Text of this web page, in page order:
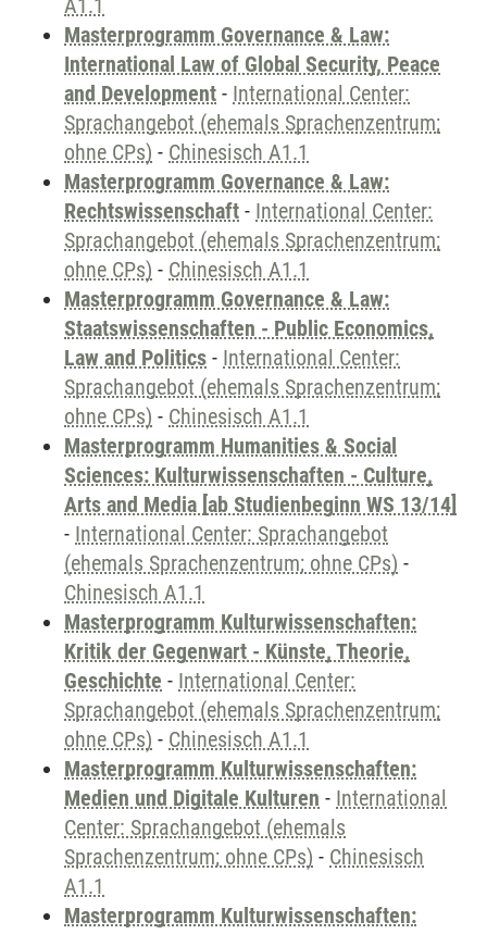
A1.1
Masterprogramm Governance & Law:
International Law of Global Security, Peace
and Development - International Center:
Sprachangebot (ehemals Sprachenzentrum;
ohne CPs) - Chinesisch A1.1
Masterprogramm Governance & Law:
Rechtswissenschaft - International Center:
Sprachangebot (ehemals Sprachenzentrum;
ohne CPs) - Chinesisch A1.1
Masterprogramm Governance & Law:
Staatswissenschaften - Public Economics,
Law and Politics - International Center:
Sprachangebot (ehemals Sprachenzentrum;
ohne CPs) - Chinesisch A1.1
Masterprogramm Humanities & Social
Sciences: Kulturwissenschaften - Culture,
Arts and Media [ab Studienbeginn WS 13/14]
- International Center: Sprachangebot
(ehemals Sprachenzentrum; ohne CPs) -
Chinesisch A1.1
Masterprogramm Kulturwissenschaften:
Kritik der Gegenwart - Künste, Theorie,
Geschichte - International Center:
Sprachangebot (ehemals Sprachenzentrum;
ohne CPs) - Chinesisch A1.1
Masterprogramm Kulturwissenschaften:
Medien und Digitale Kulturen - International
Center: Sprachangebot (ehemals
Sprachenzentrum; ohne CPs) - Chinesisch
A1.1
Masterprogramm Kulturwissenschaften: